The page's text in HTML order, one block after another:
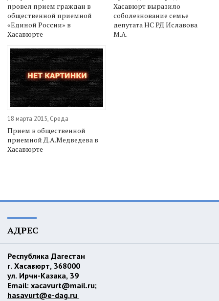
провел прием граждан в
общественной приемной
«Единой России» в
Хасавюрте
Хасавюрт выразило
соболезнование семье
депутата НС РД Иславова
М.А.
18 марта 2015, Среда
Прием в общественной
приемной Д.А.Медведева в
Хасавюрте
АДРЕС
Республика Дагестан
г. Хасавюрт, 368000
ул. Ирчи-Казака, 39
Email: xacavurt@mail.ru;
hasavurt@e-dag.ru